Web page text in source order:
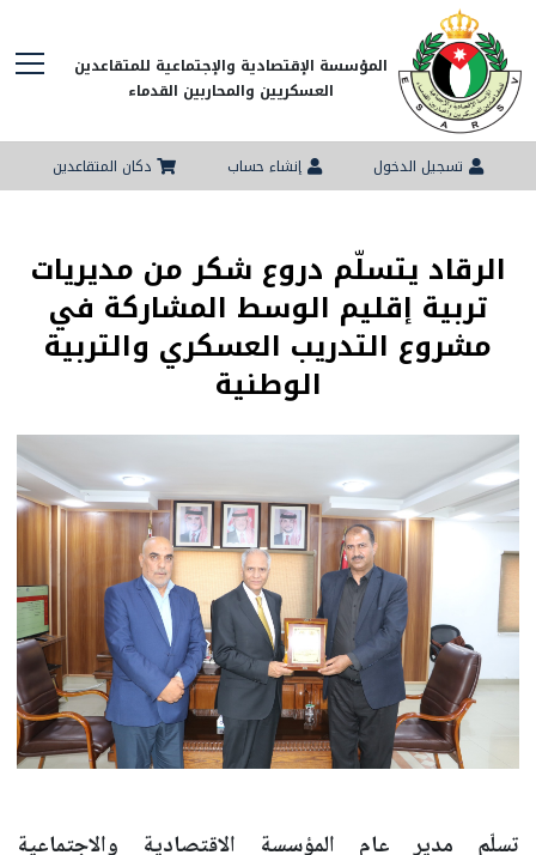
المؤسسة الإقتصادية والإجتماعية للمتقاعدين
العسكريين والمحاربين القدماء
تسجيل الدخول إنشاء حساب دكان المتقاعدين
الرقاد يتسلّم دروع شكر من مديريات
تربية إقليم الوسط المشاركة في
مشروع التدريب العسكري والتربية
الوطنية
تسلّم مدير عام المؤسسة الاقتصادية والاجتماعية